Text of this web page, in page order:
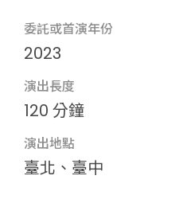
委託或首演年份
2023
演出長度
120 分鐘
演出地點
臺北、臺中